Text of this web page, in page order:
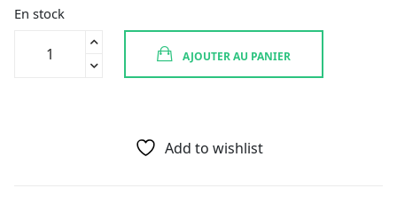
En stock
AJOUTER AU PANIER
Add to wishlist